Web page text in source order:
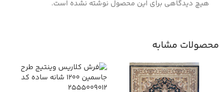
هیچ دیدگاهی برای این محصول نوشته نشده است.
محصولات مشابه